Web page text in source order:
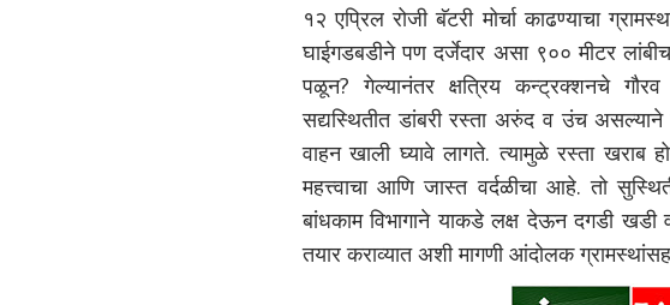
१२ एप्रिल रोजी बॅटरी मोर्चा काढण्याचा
घाईगडबडीने पण दर्जेदार असा ९०० मीटर
पळून? गेल्यानंतर क्षत्रिय कन्ट्रक्शनचे गौरव
सद्यस्थितीत डांबरी रस्ता अरुंद व उंच असल्याने
वाहन खाली घ्यावे लागते. त्यामुळे रस्ता खराब
महत्त्वाचा आणि जास्त वर्दळीचा आहे. तो
बांधकाम विभागाने याकडे लक्ष देऊन दगडी
तयार कराव्यात अशी मागणी आंदोलक